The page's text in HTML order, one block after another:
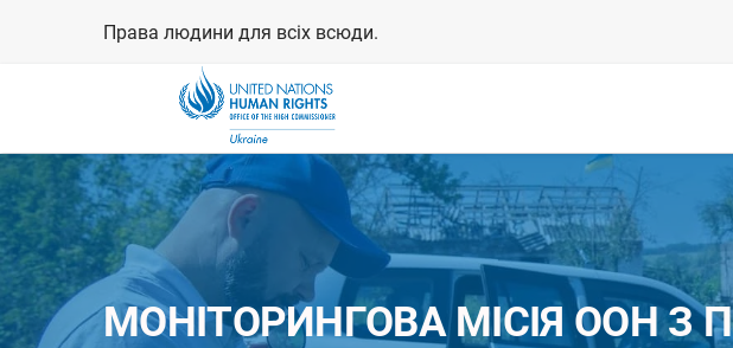
Права людини для всіх всюди.
МОНІТОРИНГОВА МІСІЯ ООН З